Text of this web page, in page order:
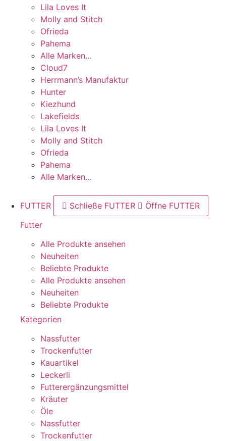
Lila Loves It
Molly and Stitch
Ofrieda
Pahema
Alle Marken…
Cloud7
Herrmann’s Manufaktur
Hunter
Kiezhund
Lakefields
Lila Loves It
Molly and Stitch
Ofrieda
Pahema
Alle Marken…
FUTTER Schließe FUTTER
Öffne FUTTER
Futter
Alle Produkte ansehen
Neuheiten
Beliebte Produkte
Alle Produkte ansehen
Neuheiten
Beliebte Produkte
Kategorien
Nassfutter
Trockenfutter
Kauartikel
Leckerli
Futterergänzungsmittel
Kräuter
Öle
Nassfutter
Trockenfutter